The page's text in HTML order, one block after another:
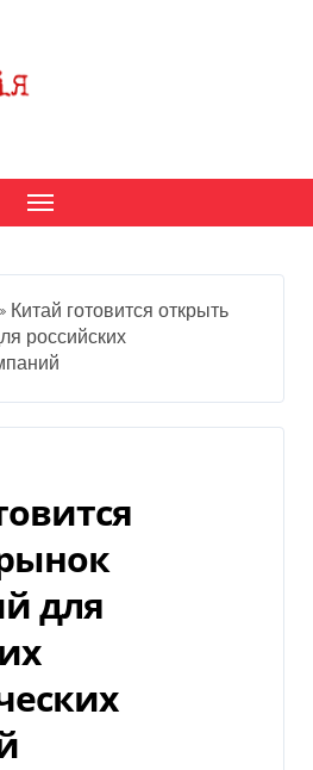
» Китай готовится открыть
российских
для